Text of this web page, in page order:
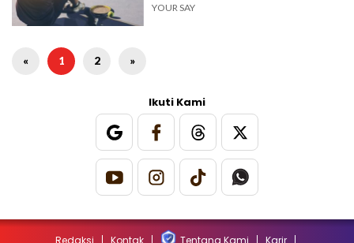
YOUR SAY
« 1 2 »
Ikuti Kami
Redaksi Kontak Tentang Kami Karir